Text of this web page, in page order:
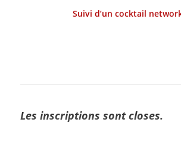
Suivi d’un cocktail
Les inscriptions sont closes.